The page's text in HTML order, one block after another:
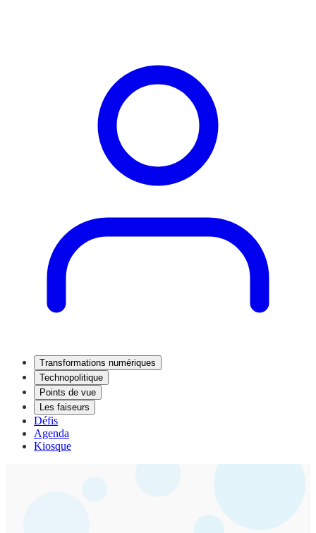
Transformations numériques
Technopolitique
Points de vue
Les faiseurs
Défis
Agenda
Kiosque